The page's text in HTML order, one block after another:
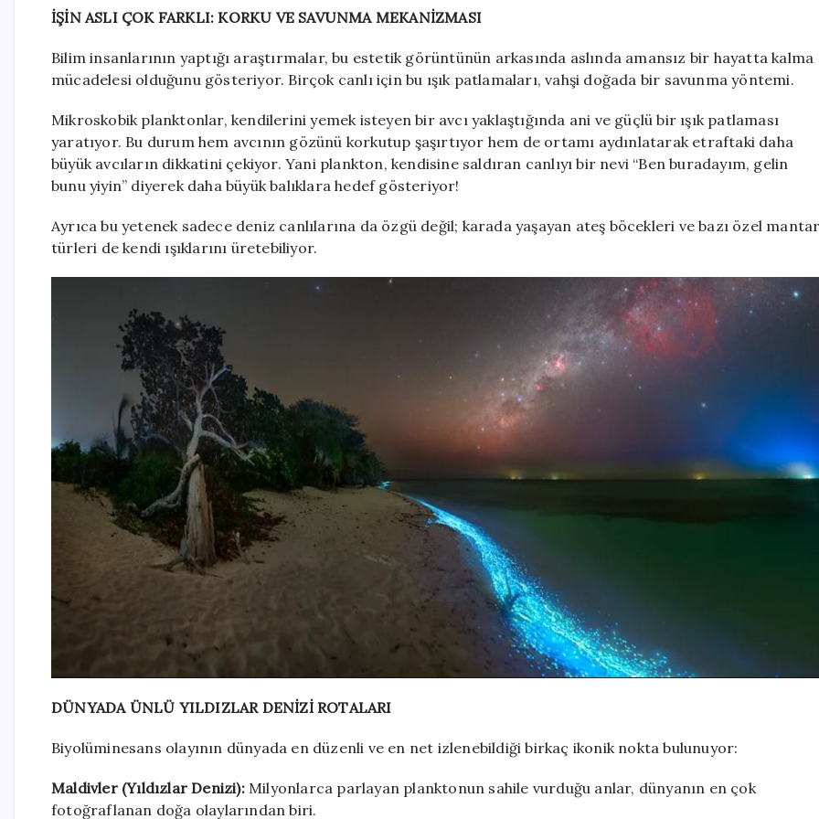
İŞİN ASLI ÇOK FARKLI: KORKU VE SAVUNMA MEKANİZMASI
Bilim insanlarının yaptığı araştırmalar, bu estetik görüntünün arkasında aslında amansız bir hayatta kalma
mücadelesi olduğunu gösteriyor. Birçok canlı için bu ışık patlamaları, vahşi doğada bir savunma yöntemi.
Mikroskobik planktonlar, kendilerini yemek isteyen bir avcı yaklaştığında ani ve güçlü bir ışık patlaması
yaratıyor. Bu durum hem avcının gözünü korkutup şaşırtıyor hem de ortamı aydınlatarak etraftaki daha
büyük avcıların dikkatini çekiyor. Yani plankton, kendisine saldıran canlıyı bir nevi “Ben buradayım, gelin
bunu yiyin” diyerek daha büyük balıklara hedef gösteriyor!
Ayrıca bu yetenek sadece deniz canlılarına da özgü değil; karada yaşayan ateş böcekleri ve bazı özel
türleri de kendi ışıklarını üretebiliyor.
DÜNYADA ÜNLÜ YILDIZLAR DENİZİ ROTALARI
Biyolüminesans olayının dünyada en düzenli ve en net izlenebildiği birkaç ikonik nokta bulunuyor:
Maldivler (Yıldızlar Denizi):Milyonlarca parlayan planktonun sahile vurduğu anlar, dünyanın en çok
fotoğraflanan doğa olaylarından biri.